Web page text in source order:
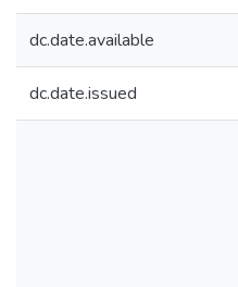
dc.date.available
dc.date.issued